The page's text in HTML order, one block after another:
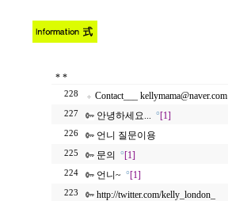
* *
228 Contact___ kellymama@naver.com
227 안녕하세요... °[1]
226 언니 질문이용
225 문의 °[1]
224 언니~ °[1]
223 http://twitter.com/kelly_london_